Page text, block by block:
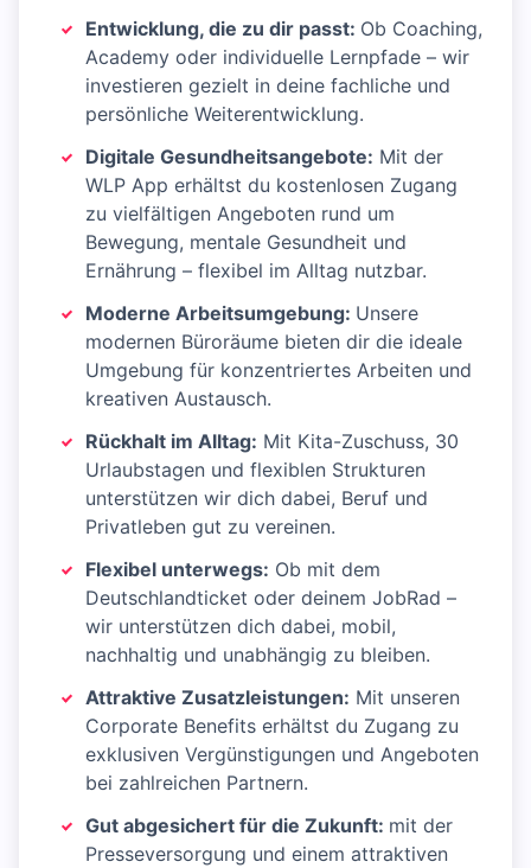
Entwicklung, die zu dir passt: Ob Coaching,
Academy oder individuelle Lernpfade – wir
investieren gezielt in deine fachliche und
persönliche Weiterentwicklung.
Digitale Gesundheitsangebote: Mit der
WLP App erhältst du kostenlosen Zugang
zu vielfältigen Angeboten rund um
Bewegung, mentale Gesundheit und
Ernährung – flexibel im Alltag nutzbar.
Moderne Arbeitsumgebung: Unsere
modernen Büroräume bieten dir die ideale
Umgebung für konzentriertes Arbeiten und
kreativen Austausch.
Rückhalt im Alltag: Mit Kita-Zuschuss, 30
Urlaubstagen und flexiblen Strukturen
unterstützen wir dich dabei, Beruf und
Privatleben gut zu vereinen.
Flexibel unterwegs: Ob mit dem
Deutschlandticket oder deinem JobRad –
wir unterstützen dich dabei, mobil,
nachhaltig und unabhängig zu bleiben.
Attraktive Zusatzleistungen: Mit unseren
Corporate Benefits erhältst du Zugang zu
exklusiven Vergünstigungen und Angeboten
bei zahlreichen Partnern.
Gut abgesichert für die Zukunft: mit der
Presseversorgung und einem attraktiven